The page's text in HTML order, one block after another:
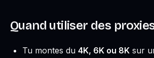
Quand utiliser des
Tu montes du 4K, 6K ou 8K sur